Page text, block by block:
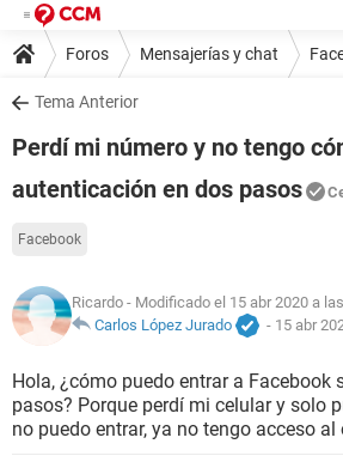
Foros Mensajerías y chat
Tema Anterior
Perdí mi número y no tengo
autenticación en dos pasos
Facebook
Ricardo - Modificado el 15 abr 2020 a
Carlos López Jurado
- 15 abr
Hola, ¿cómo puedo entrar a Facebook
pasos? Porque perdí mi celular y solo
no puedo entrar, ya no tengo acceso al